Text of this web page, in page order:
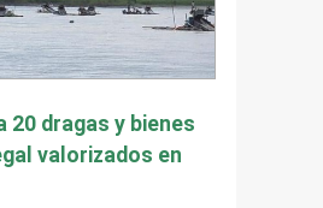
20 dragas y bienes
valorizados en